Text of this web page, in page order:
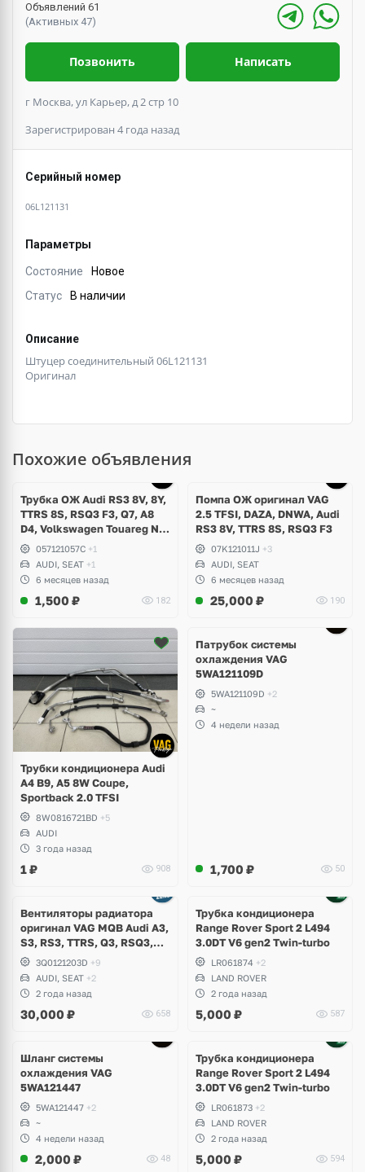
Объявлений 61
(Активных 47)
Позвонить Написать
г Москва, ул Карьер, д 2 стр 10
Зарегистрирован 4 года назад
Серийный номер
06L121131
Параметры
Состояние
Новое
Статус
В наличии
Описание
Штуцер соединительный 06L121131
Оригинал
Похожие объявления
Трубка ОЖ Audi RS3 8V, 8Y,
TTRS 8S, RSQ3 F3, Q7, A8
D4, Volkswagen Touareg NF,
Seat Formentor Cupra 2.5
TFSI DAZA, DNWA, CZGB
057121057C +1
AUDI, SEAT +1
6 месяцев назад
1,500 ₽ 182
Помпа ОЖ оригинал VAG
2.5 TFSI, DAZA, DNWA, Audi
RS3 8V, TTRS 8S, RSQ3 F3
07K121011J +3
AUDI, SEAT
6 месяцев назад
25,000 ₽ 190
Трубки кондиционера Audi
A4 B9, A5 8W Coupe,
Sportback 2.0 TFSI
8W0816721BD +5
AUDI
3 года назад
1 ₽ 908
Патрубок системы
охлаждения VAG
5WA121109D
5WA121109D +2
~
4 недели назад
1,700 ₽ 50
Вентиляторы радиатора
оригинал VAG MQB Audi A3,
S3, RS3, TTRS, Q3, RSQ3,
Volkswagen Tiguan 2,
Allspace, Arteon, Passat B8,
Multivan, Transporter T6,
Skoda Kodiaq, Karoq,
Superb
3Q0121203D +9
AUDI, SEAT +2
2 года назад
30,000 ₽ 658
Трубка кондиционера
Range Rover Sport 2 L494
3.0DT V6 gen2 Twin-turbo
LR061874 +2
LAND ROVER
2 года назад
5,000 ₽ 587
Шланг системы
охлаждения VAG
5WA121447
5WA121447 +2
~
4 недели назад
2,000 ₽ 48
Трубка кондиционера
Range Rover Sport 2 L494
3.0DT V6 gen2 Twin-turbo
LR061873 +2
LAND ROVER
2 года назад
5,000 ₽ 594